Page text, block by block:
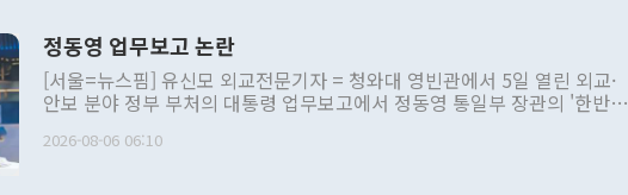
정동영 업무보고 논란
[서울=뉴스핌] 유신모 외교전문기자 = 청와대 영빈관에서 5일 열린 외교·
안보 분야 정부 부처의 대통령 업무보고에서 정동영 통일부 장관의 '한반도
발언 중에는 정부 내 조율을 거치지 않은 사안을 정책으로 추진하겠다고 공
2026-08-06 06:10